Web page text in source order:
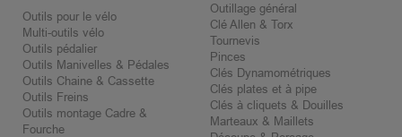
Outils pour le vélo
Multi-outils vélo
Outils pédalier
Outils Manivelles & Pédales
Outils Chaine & Cassette
Outils Freins
Outils montage Cadre &
Fourche
Outillage général
Clé Allen & Torx
Tournevis
Pinces
Clés Dynamométriques
Clés plates et à pipe
Clés à cliquets & Douilles
Marteaux & Maillets